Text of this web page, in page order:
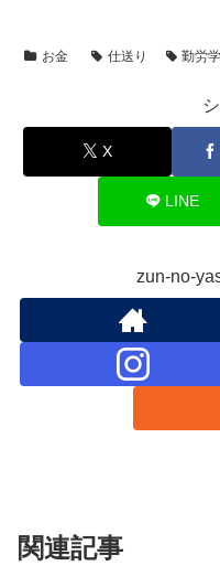
お金 仕送り 勤労
X
LINE
zun-no-
関連記事